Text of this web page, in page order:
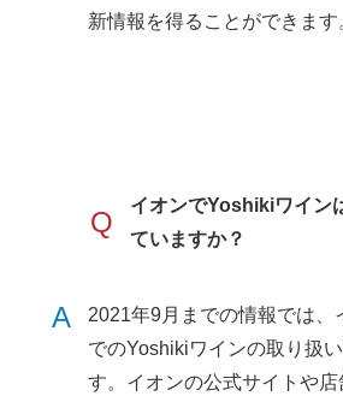
新情報を得ることができます
Q
イオンでYoshikiワイン
ていますか？
A
2021年9月までの情報では、
でのYoshikiワインの取り扱
す。イオンの公式サイトや